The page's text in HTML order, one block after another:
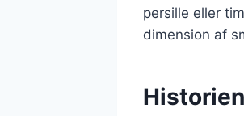
persille eller
dimension af